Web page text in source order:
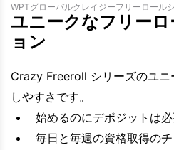
WPTグローバルクレイジーフリーロール
ユニークなフリー
ョン
Crazy Freeroll シリーズのユニ
しやすさです。
始めるのにデポジットは
毎日と毎週の資格取得の